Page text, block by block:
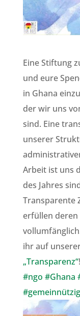
Eine Stiftung
und eure
in Ghana
der wir uns
sind. Eine
unserer
Arbeit ist uns
des Jahres
Transparente
erfüllen
ihr auf
„Transparenz“!
#ngo #Ghana
#gemeinnützig